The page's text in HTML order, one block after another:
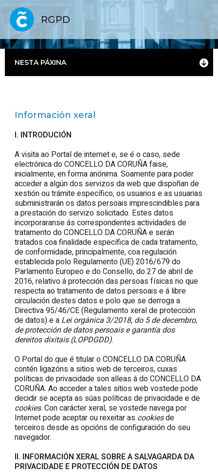
RGPD
NESTA PÁXINA
Información xeral
I. INTRODUCIÓN
A visita ao Portal de internet e, se é o caso, sede
electrónica do CONCELLO DA CORUÑA faise,
inicialmente, en forma anónima. Soamente para poder
acceder a algún dos servizos da web que dispoñan de
xestión ou trámite específico, os usuarios e as usuarias
subministrarán os datos persoais imprescindibles para
a prestación do servizo solicitado. Estes datos
incorporaranse ás correspondentes actividades de
tratamento do CONCELLO DA CORUÑA e serán
tratados coa finalidade específica de cada tratamento,
de conformidade, principalmente, coa regulación
establecida polo Regulamento (UE) 2016/679 do
Parlamento Europeo e do Consello, do 27 de abril de
2016, relativo á protección das persoas físicas no que
respecta ao tratamento de datos persoais e á libre
circulación destes datos e polo que se derroga a
Directiva 95/46/CE (Regulamento xeral de protección
de datos) e a Lei orgánica 3/2018, do 5 de decembro,
de protección de datos persoais e garantía dos
dereitos dixitais (LOPDGDD).
O Portal do que é titular o CONCELLO DA CORUÑA
contén ligazóns a sitios web de terceiros, cuxas
políticas de privacidade son alleas á do CONCELLO DA
CORUÑA. Ao acceder a tales sitios web vostede pode
decidir se acepta as súas políticas de privacidade e de
cookies. Con carácter xeral, se vostede navega por
Internet pode aceptar ou rexeitar as cookiesde
terceiros desde as opcións de configuración do seu
navegador.
II. INFORMACIÓN XERAL SOBRE A SALVAGARDA DA
PRIVACIDADE E PROTECCIÓN DE DATOS